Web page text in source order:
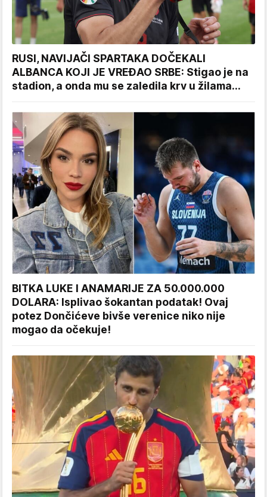
RUSI, NAVIJAČI SPARTAKA DOČEKALI
ALBANCA KOJI JE VREĐAO SRBE: Stigao je na
stadion, a onda mu se zaledila krv u žilama...
BITKA LUKE I ANAMARIJE ZA 50.000.000
DOLARA: Isplivao šokantan podatak! Ovaj
potez Dončićeve bivše verenice niko nije
mogao da očekuje!